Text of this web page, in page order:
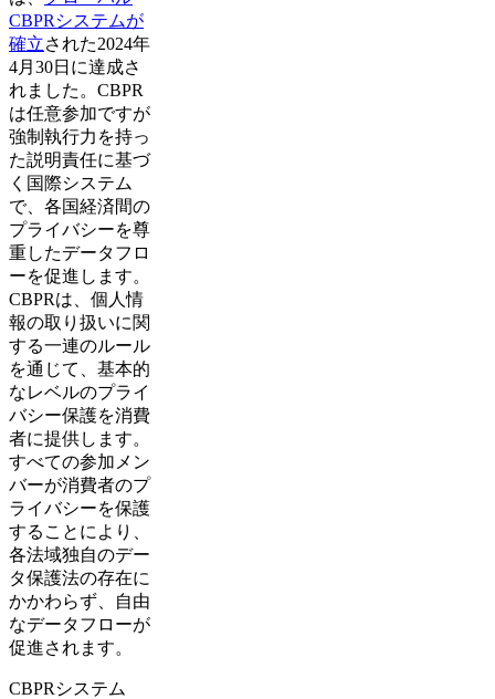
CBPRシステムが
確立された2024年
4月30日に達成さ
れました。CBPR
は任意参加ですが
強制執行力を持っ
た説明責任に基づ
く国際システム
で、各国経済間の
プライバシーを尊
重したデータフロ
ーを促進します。
CBPRは、個人情
報の取り扱いに関
する一連のルール
を通じて、基本的
なレベルのプライ
バシー保護を消費
者に提供します。
すべての参加メン
バーが消費者のプ
ライバシーを保護
することにより、
各法域独自のデー
タ保護法の存在に
かかわらず、自由
なデータフローが
促進されます。
CBPRシステム